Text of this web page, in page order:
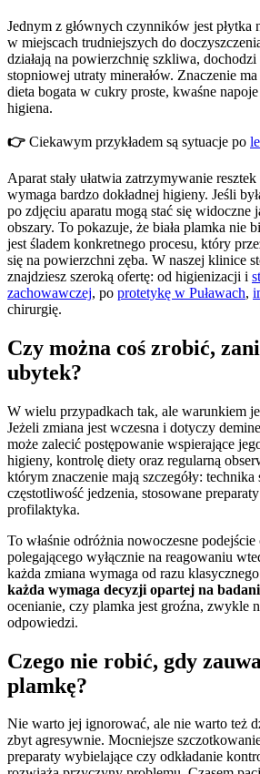
Jednym z głównych czynników jest płytka
w miejscach trudniejszych do
działają na powierzchnię szkliwa,
stopniowej utraty minerałów. Znaczenie
dieta bogata w cukry proste, kwaśne
higiena.
👉 Ciekawym przykładem są sytuacje po
Aparat stały ułatwia zatrzymywanie
wymaga bardzo dokładnej higieny. Jeśli
po zdjęciu aparatu mogą stać się widoczne
obszary. To pokazuje, że biała plamka nie
jest śladem konkretnego procesu, który
się na powierzchni zęba. W naszej klinice
znajdziesz szeroką ofertę: od higienizacji i
zachowawczej, po protetykę w Puławach,
chirurgię.
Czy można coś zrobić,
ubytek?
W wielu przypadkach tak, ale warunkiem
Jeżeli zmiana jest wczesna i dotyczy
może zalecić postępowanie wspierające
higieny, kontrolę diety oraz regularną
którym znaczenie mają szczegóły:
częstotliwość jedzenia, stosowane
profilaktyka.
To właśnie odróżnia nowoczesne podejście
polegającego wyłącznie na reagowaniu
każda zmiana wymaga od razu
każda wymaga decyzji opartej na
ocenianie, czy plamka jest groźna, zwykle
odpowiedzi.
Czego nie robić, gdy
plamkę?
Nie warto jej ignorować, ale nie warto też
zbyt agresywnie. Mocniejsze
preparaty wybielające czy odkładanie